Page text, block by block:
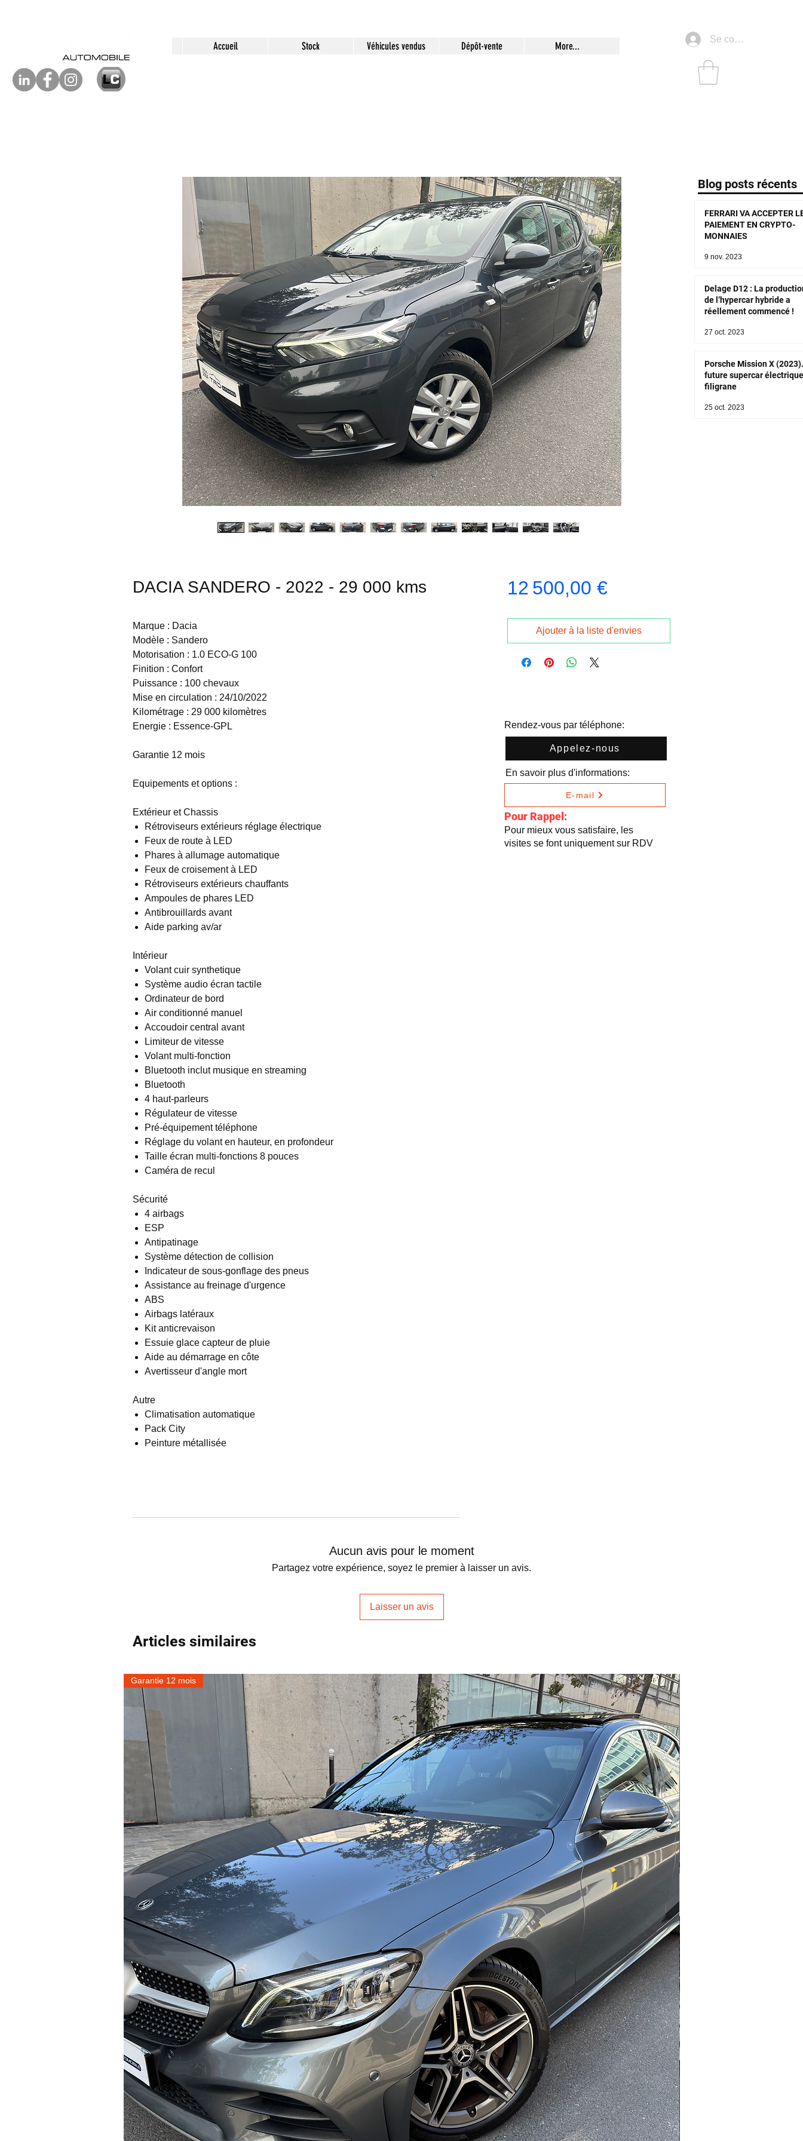
Accueil Stock Véhicules vendus Dépôt-vente More...
Se connecter
DACIA SANDERO - 2022 - 29 000 kms
Marque : Dacia
Modèle : Sandero
Motorisation : 1.0 ECO-G 100
Finition : Confort
Puissance : 100 chevaux
Mise en circulation : 24/10/2022
Kilométrage : 29 000 kilomètres
Energie : Essence-GPL
Garantie 12 mois
Equipements et options :
Extérieur et Chassis
Rétroviseurs extérieurs réglage électrique
Feux de route à LED
Phares à allumage automatique
Feux de croisement à LED
Rétroviseurs extérieurs chauffants
Ampoules de phares LED
Antibrouillards avant
Aide parking av/ar
Intérieur
Volant cuir synthetique
Système audio écran tactile
Ordinateur de bord
Air conditionné manuel
Accoudoir central avant
Limiteur de vitesse
Volant multi-fonction
Bluetooth inclut musique en streaming
Bluetooth
4 haut-parleurs
Régulateur de vitesse
Pré-équipement téléphone
Réglage du volant en hauteur, en profondeur
Taille écran multi-fonctions 8 pouces
Caméra de recul
Sécurité
4 airbags
ESP
Antipatinage
Système détection de collision
Indicateur de sous-gonflage des pneus
Assistance au freinage d'urgence
ABS
Airbags latéraux
Kit anticrevaison
Essuie glace capteur de pluie
Aide au démarrage en côte
Avertisseur d'angle mort
Autre
Climatisation automatique
Pack City
Peinture métallisée
12 500,00 €Prix
Ajouter à la liste d'envies
Aucun avis pour le moment
Partagez votre expérience, soyez le premier à laisser un avis.
Laisser un avis
Rendez-vous par téléphone:
Appelez-nous
En savoir plus d'informations:
E-mail
Pour Rappel:
Pour mieux vous satisfaire, les
visites se font uniquement sur RDV
Blog posts récents
FERRARI VA ACCEPTER
PAIEMENT EN CRYPTO-
MONNAIES
9 nov. 2023
Delage D12 : La
de l’hypercar hybride a
réellement commencé !
27 oct. 2023
Porsche Mission X
future supercar
filigrane
25 oct. 2023
Articles similaires
Garantie 12 mois